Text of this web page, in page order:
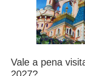
Vale a pena